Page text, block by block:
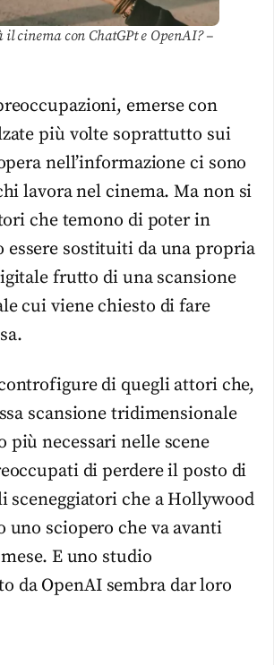
il cinema con ChatGPt e OpenAI? –
emerse con
più volte soprattutto sui
nell’informazione ci sono
lavora nel cinema. Ma non si
che temono di poter in
essere sostituiti da una propria
frutto di una scansione
cui viene chiesto di fare
di quegli attori che,
scansione tridimensionale
più necessari nelle scene
di perdere il posto di
sceneggiatori che a Hollywood
uno sciopero che va avanti
E uno studio
da OpenAI sembra dar loro